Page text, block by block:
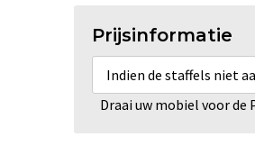
Prijsinformatie
Indien de staffels niet
Draai uw mobiel voor